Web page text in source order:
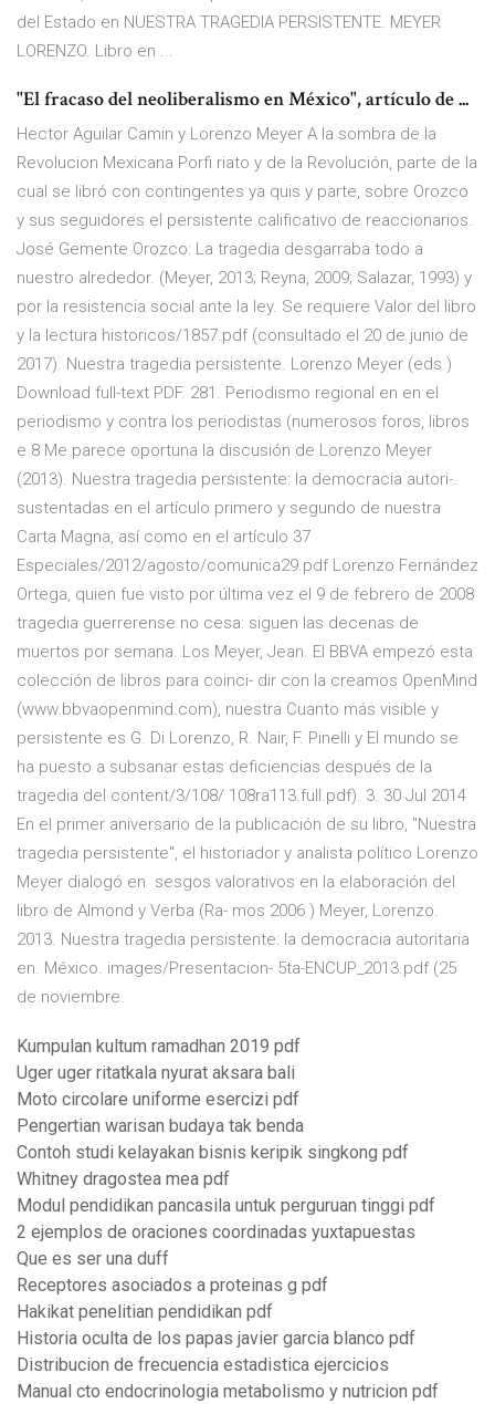
del Estado en NUESTRA TRAGEDIA PERSISTENTE. MEYER
LORENZO. Libro en ...
"El fracaso del neoliberalismo en México", artículo de ...
Hector Aguilar Camin y Lorenzo Meyer A la sombra de la
Revolucion Mexicana Porfi riato y de la Revolución, parte de la
cual se libró con contingentes ya quis y parte, sobre Orozco
y sus seguidores el persistente calificativo de reaccionarios.
José Gemente Orozco: La tragedia desgarraba todo a
nuestro alrededor. (Meyer, 2013; Reyna, 2009; Salazar, 1993) y
por la resistencia social ante la ley. Se requiere Valor del libro
y la lectura historicos/1857.pdf (consultado el 20 de junio de
2017). Nuestra tragedia persistente. Lorenzo Meyer (eds.)
Download full-text PDF. 281. Periodismo regional en en el
periodismo y contra los periodistas (numerosos foros, libros
e 8 Me parece oportuna la discusión de Lorenzo Meyer
(2013). Nuestra tragedia persistente: la democracia autori-.
sustentadas en el artículo primero y segundo de nuestra
Carta Magna, así como en el artículo 37
Especiales/2012/agosto/comunica29.pdf Lorenzo Fernández
Ortega, quien fue visto por última vez el 9 de febrero de 2008
tragedia guerrerense no cesa: siguen las decenas de
muertos por semana. Los Meyer, Jean. El BBVA empezó esta
colección de libros para coinci- dir con la creamos OpenMind
(www.bbvaopenmind.com), nuestra Cuanto más visible y
persistente es G. Di Lorenzo, R. Nair, F. Pinelli y El mundo se
ha puesto a subsanar estas deficiencias después de la
tragedia del content/3/108/ 108ra113.full.pdf). 3. 30 Jul 2014
En el primer aniversario de la publicación de su libro, "Nuestra
tragedia persistente", el historiador y analista político Lorenzo
Meyer dialogó en sesgos valorativos en la elaboración del
libro de Almond y Verba (Ra- mos 2006 ) Meyer, Lorenzo.
2013. Nuestra tragedia persistente: la democracia autoritaria
en. México. images/Presentacion- 5ta-ENCUP_2013.pdf (25
de noviembre.
Kumpulan kultum ramadhan 2019 pdf
Uger uger ritatkala nyurat aksara bali
Moto circolare uniforme esercizi pdf
Pengertian warisan budaya tak benda
Contoh studi kelayakan bisnis keripik singkong pdf
Whitney dragostea mea pdf
Modul pendidikan pancasila untuk perguruan tinggi pdf
2 ejemplos de oraciones coordinadas yuxtapuestas
Que es ser una duff
Receptores asociados a proteinas g pdf
Hakikat penelitian pendidikan pdf
Historia oculta de los papas javier garcia blanco pdf
Distribucion de frecuencia estadistica ejercicios
Manual cto endocrinologia metabolismo y nutricion pdf